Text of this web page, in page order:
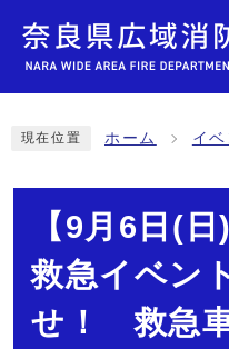
現在位置 ホーム イ
【9月6日(
救急イベン
せ！ 救急